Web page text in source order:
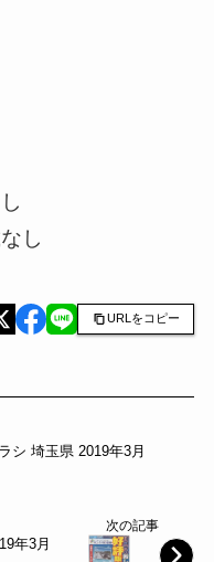
し
URLをコピー
シ 埼玉県 2019年3月
次の記事
年3月